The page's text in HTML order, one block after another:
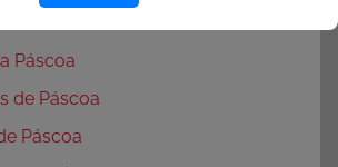
Páscoa
de Páscoa
Páscoa